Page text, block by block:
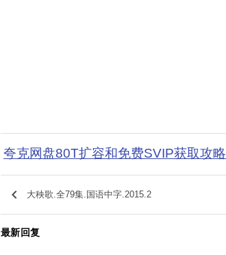
夸克网盘80T扩容和免费SVIP获取攻略
keyboard_arrow_left 大秧歌.全79集.国语中字.2015.2
最新回复